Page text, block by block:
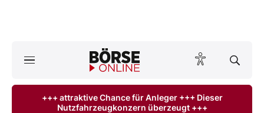
ktuelle Ausgabe BÖRSE ONLINE lesen
+++ attraktive Chance für Anleger +++ Dieser
Nutzfahrzeugkonzern überzeugt +++